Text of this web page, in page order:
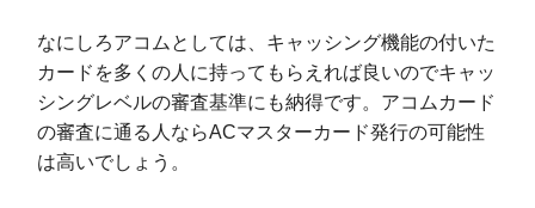
なにしろアコムとしては、キャッシング機能の付いた
カードを多くの人に持ってもらえれば良いのでキャッ
シングレベルの審査基準にも納得です。アコムカード
の審査に通る人ならACマスターカード発行の可能性
は高いでしょう。